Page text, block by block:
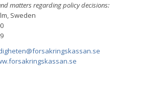
matters regarding policy decisions:
Sweden